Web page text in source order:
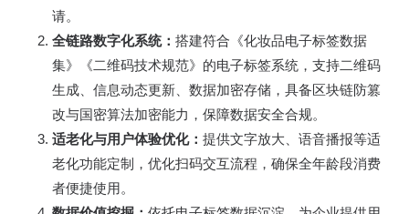
请。
全链路数字化系统： 搭建符合《化妆品电子标签数据
集》《二维码技术规范》的电子标签系统，支持二维码
生成、信息动态更新、数据加密存储，具备区块链防篡
改与国密算法加密能力，保障数据安全合规。
适老化与用户体验优化： 提供文字放大、语音播报等适
老化功能定制，优化扫码交互流程，确保全年龄段消费
者便捷使用。